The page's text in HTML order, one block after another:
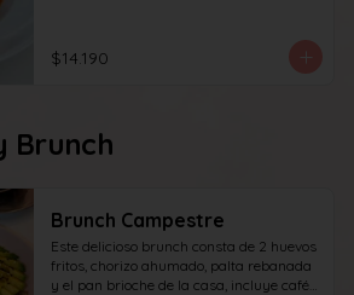
$14.190
Brunch
Brunch Campestre
Este delicioso brunch consta de 2 huevos
fritos, chorizo ahumado, palta rebanada
y el pan brioche de la casa, incluye café